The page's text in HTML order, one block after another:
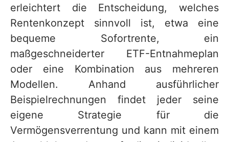
erleichtert die Entscheidung, welches
Rentenkonzept sinnvoll ist, etwa eine
bequeme Sofortrente, ein
maßgeschneiderter ETF-Entnahmeplan
oder eine Kombination aus mehreren
Modellen. Anhand ausführlicher
Beispielrechnungen findet jeder seine
eigene Strategie für die
Vermögensverrentung und kann mit einem